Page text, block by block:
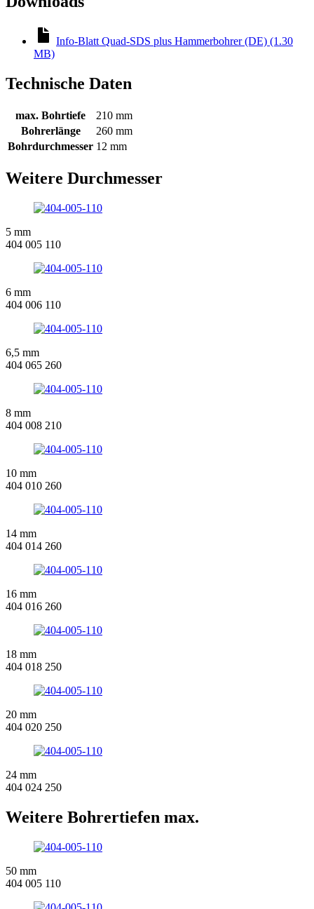
Info-Blatt Quad-SDS plus Hammerbohrer (DE) (1.30
MB)
Technische Daten
max. Bohrtiefe
210 mm
Bohrerlänge
260 mm
Bohrdurchmesser 12 mm
Weitere Durchmesser
5 mm
404 005 110
6 mm
404 006 110
6,5 mm
404 065 260
8 mm
404 008 210
10 mm
404 010 260
14 mm
404 014 260
16 mm
404 016 260
18 mm
404 018 250
20 mm
404 020 250
24 mm
404 024 250
Weitere Bohrertiefen max.
50 mm
404 005 110